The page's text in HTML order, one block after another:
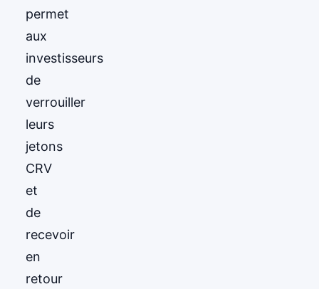
permet
aux
investisseurs
de
verrouiller
leurs
jetons
CRV
et
de
recevoir
en
retour